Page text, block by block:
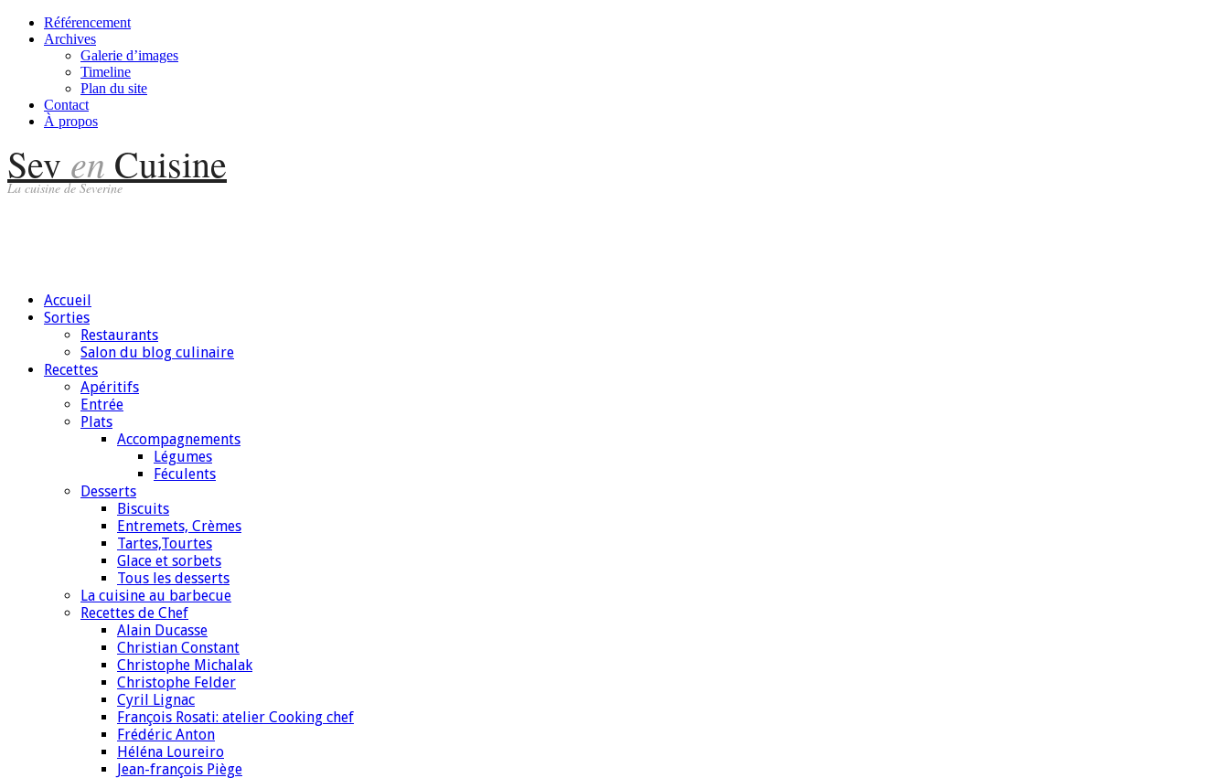
Référencement
Archives
Galerie d’images
Timeline
Plan du site
Contact
À propos
Sev en Cuisine
La cuisine de Severine
Accueil
Sorties
Restaurants
Salon du blog culinaire
Recettes
Apéritifs
Entrée
Plats
Accompagnements
Légumes
Féculents
Desserts
Biscuits
Entremets, Crèmes
Tartes,Tourtes
Glace et sorbets
Tous les desserts
La cuisine au barbecue
Recettes de Chef
Alain Ducasse
Christian Constant
Christophe Michalak
Christophe Felder
Cyril Lignac
François Rosati: atelier Cooking chef
Frédéric Anton
Héléna Loureiro
Jean-françois Piège